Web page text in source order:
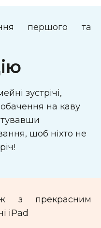
зустрічі,
на каву
щоб ніхто не